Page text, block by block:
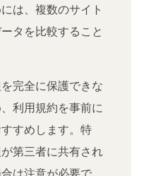
は、複数のサイト
タを比較すること
完全に保護できな
利用規約を事前に
すめします。特
第三者に共有され
は注意が必要で